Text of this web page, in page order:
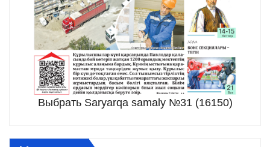
Выбрать Saryarqa samaly №31 (16150)